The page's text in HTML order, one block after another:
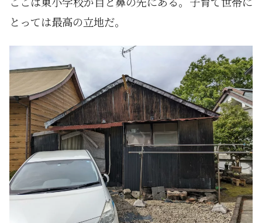
とっては最高の立地だ。